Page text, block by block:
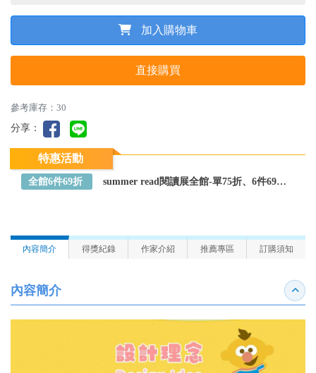
加入購物車
直接購買
參考庫存：30
分享：
特惠活動
全館6件69折 summer read閱讀展全館-單75折、6件69折～全館任選
內容簡介 得獎紀錄 作家介紹 推薦專區 訂購須知
內容簡介 收合